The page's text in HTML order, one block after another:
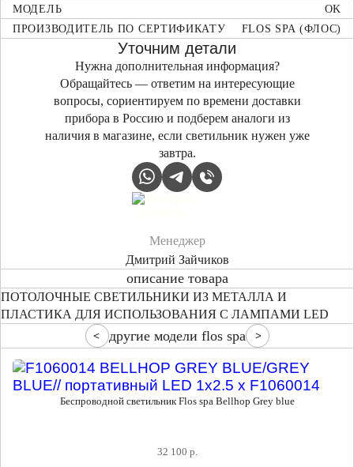
МОДЕЛЬ
OK
ПРОИЗВОДИТЕЛЬ ПО СЕРТИФИКАТУ
FLOS SPA (ФЛОС)
Менеджер
Дмитрий Зайчиков
Уточним детали
Нужна дополнительная информация?
Обращайтесь — ответим на интересующие
вопросы, сориентируем по времени доставки
прибора в Россию и подберем аналоги из
наличия в магазине, если светильник нужен уже
завтра.
описание товара
ПОТОЛОЧНЫЕ СВЕТИЛЬНИКИ ИЗ МЕТАЛЛА И
ПЛАСТИКА ДЛЯ ИСПОЛЬЗОВАНИЯ С ЛАМПАМИ LED
другие модели flos spa
Беспроводной светильник Flos spa Bellhop Grey blue
32 100 р.